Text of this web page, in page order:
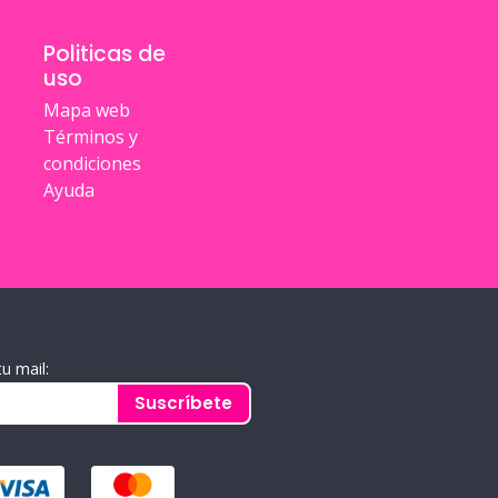
Politicas de
uso
Mapa web
Términos y
condiciones
Ayuda
mail:
Suscríbete